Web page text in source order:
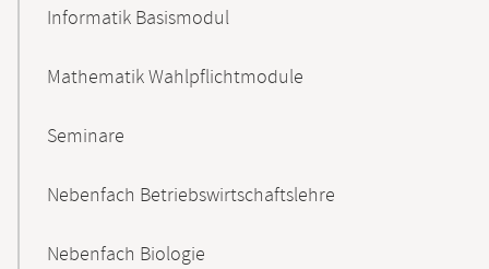
Informatik Basismodul
Mathematik Wahlpflichtmodule
Seminare
Nebenfach Betriebswirtschaftslehre
Nebenfach Biologie